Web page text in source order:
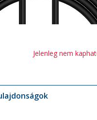
Jelenleg nem